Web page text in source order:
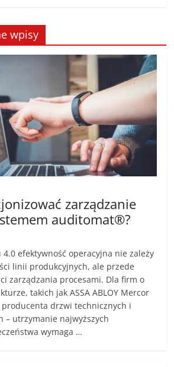
wpisy
zarządzanie
auditomat®?
4.0 efektywność operacyjna nie zależy
linii produkcyjnych, ale przede
zarządzania procesami. Dla firm o
takich jak ASSA ABLOY Mercor
producenta drzwi technicznych i
– utrzymanie najwyższych
wymaga …